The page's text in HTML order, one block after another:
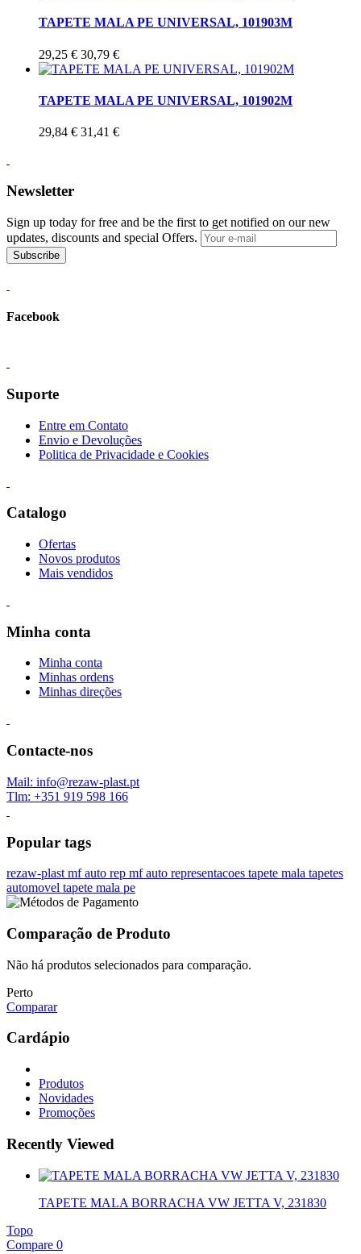
TAPETE MALA PE UNIVERSAL, 101903M
29,25 € 30,79 €
TAPETE MALA PE UNIVERSAL, 101902M
29,84 € 31,41 €
Newsletter
Sign up today for free and be the first to get notified on our new
updates, discounts and special Offers.
Subscribe
Facebook
Suporte
Entre em Contato
Envio e Devoluções
Politica de Privacidade e Cookies
Catalogo
Ofertas
Novos produtos
Mais vendidos
Minha conta
Minha conta
Minhas ordens
Minhas direções
Contacte-nos
Mail: info@rezaw-plast.pt
Tlm: +351 919 598 166
Popular tags
rezaw-plast mf auto rep mf auto representacoes tapete mala tapetes
automovel tapete mala pe
Comparação de Produto
Não há produtos selecionados para comparação.
Perto
Comparar
Cardápio
Produtos
Novidades
Promoções
Recently Viewed
TAPETE MALA BORRACHA VW JETTA V, 231830
Topo
Compare 0